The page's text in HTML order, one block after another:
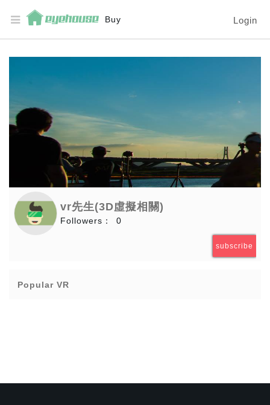
Login
Buy
vr先生(3D虛擬相關)
Followers： 0
subscribe
Popular VR